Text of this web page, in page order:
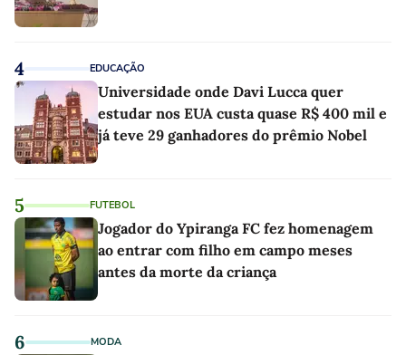
4 EDUCAÇÃO
Universidade onde Davi Lucca quer
estudar nos EUA custa quase R$ 400 mil e
já teve 29 ganhadores do prêmio Nobel
5 FUTEBOL
Jogador do Ypiranga FC fez homenagem
ao entrar com filho em campo meses
antes da morte da criança
6 MODA